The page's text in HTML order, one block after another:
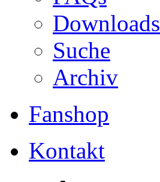
Downloads
Suche
Archiv
Fanshop
Kontakt